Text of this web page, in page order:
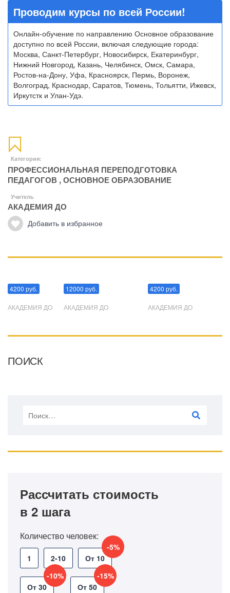
Проводим курсы по всей России!
Онлайн-обучение по направлению Основное образование
доступно по всей России, включая следующие города:
Москва, Санкт-Петербург, Новосибирск, Екатеринбург,
Нижний Новгород, Казань, Челябинск, Омск, Самара,
Ростов-на-Дону, Уфа, Красноярск, Пермь, Воронеж,
Волгоград, Краснодар, Саратов, Тюмень, Тольятти, Ижевск,
Иркутстк и Улан-Удэ.
Категория:
ПРОФЕССИОНАЛЬНАЯ ПЕРЕПОДГОТОВКА
ПЕДАГОГОВ ,ОСНОВНОЕ ОБРАЗОВАНИЕ
Учитель
АКАДЕМИЯ ДО
Добавить в избранное
4200 руб.
АКАДЕМИЯ ДО
12000 руб.
АКАДЕМИЯ ДО
4200 руб.
АКАДЕМИЯ ДО
ПОИСК
Рассчитать стоимость
в 2 шага
Количество человек:
1 2-10 От 10
-5%
От 30
-10%
От 50
-15%